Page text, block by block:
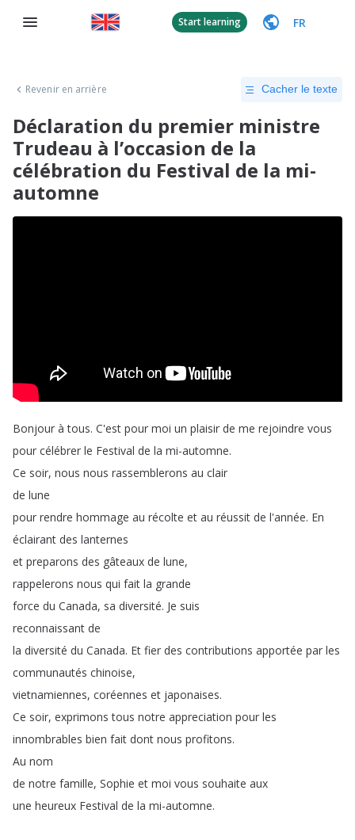
Start learning FR
Revenir en arrière Cacher le texte
Déclaration du premier ministre
Trudeau à l’occasion de la
célébration du Festival de la mi-
automne
Bonjour à tous. C'est pour moi un plaisir de me rejoindre vous
pour célébrer le Festival de la mi-automne.
Ce soir, nous nous rassemblerons au clair
de lune
pour rendre hommage au récolte et au réussit de l'année. En
éclairant des lanternes
et preparons des gâteaux de lune,
rappelerons nous qui fait la grande
force du Canada, sa diversité. Je suis
reconnaissant de
la diversité du Canada. Et fier des contributions apportée par les
communautés chinoise,
vietnamiennes, coréennes et japonaises.
Ce soir, exprimons tous notre appreciation pour les
innombrables bien fait dont nous profitons.
Au nom
de notre famille, Sophie et moi vous souhaite aux
une heureux Festival de la mi-automne.